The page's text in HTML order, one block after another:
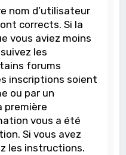
nom d’utilisateur
corrects. Si la
vous aviez moins
les
forums
inscriptions soient
ou par un
première
vous a été
Si vous avez
les instructions.